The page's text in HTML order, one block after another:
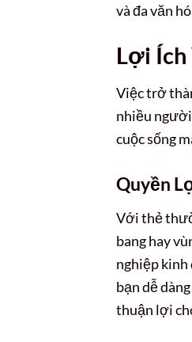
và đa văn
Lợi
Việc trở
nhiều
cuộc sống
Quyền
Với thẻ
bang hay
nghiệp kinh
bạn dễ dàng
thuận lợi